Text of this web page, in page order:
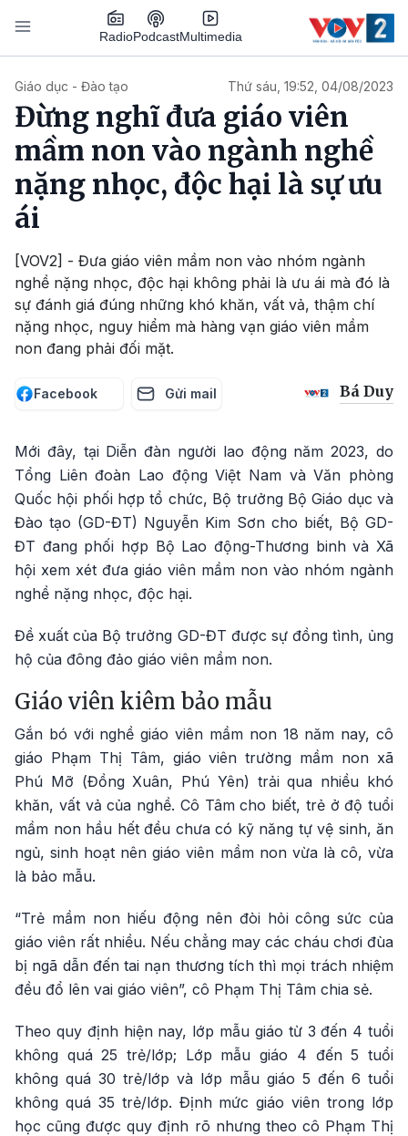
Nhảy đến nội dung
RadioPodcastMultimedia
Giáo dục - Đào tạo Thứ sáu, 19:52, 04/08/2023
Đừng nghĩ đưa giáo viên
mầm non vào ngành nghề
nặng nhọc, độc hại là sự ưu
ái
[VOV2] - Đưa giáo viên mầm non vào nhóm ngành
nghề nặng nhọc, độc hại không phải là ưu ái mà đó là
sự đánh giá đúng những khó khăn, vất vả, thậm chí
nặng nhọc, nguy hiểm mà hàng vạn giáo viên mầm
non đang phải đối mặt.
Facebook Gửi mail Bá Duy
Mới đây, tại Diễn đàn người lao động năm 2023, do
Tổng Liên đoàn Lao động Việt Nam và Văn phòng
Quốc hội phối hợp tổ chức, Bộ trưởng Bộ Giáo dục và
Đào tạo (GD-ĐT) Nguyễn Kim Sơn cho biết, Bộ GD-
ĐT đang phối hợp Bộ Lao động-Thương binh và Xã
hội xem xét đưa giáo viên mầm non vào nhóm ngành
nghề nặng nhọc, độc hại.
Đề xuất của Bộ trưởng GD-ĐT được sự đồng tình, ủng
hộ của đông đảo giáo viên mầm non.
Giáo viên kiêm bảo mẫu
Gắn bó với nghề giáo viên mầm non 18 năm nay, cô
giáo Phạm Thị Tâm, giáo viên trường mầm non xã
Phú Mỡ (Đồng Xuân, Phú Yên) trải qua nhiều khó
khăn, vất vả của nghề. Cô Tâm cho biết, trẻ ở độ tuổi
mầm non hầu hết đều chưa có kỹ năng tự vệ sinh, ăn
ngủ, sinh hoạt nên giáo viên mầm non vừa là cô, vừa
là bảo mẫu.
“Trẻ mầm non hiếu động nên đòi hỏi công sức của
giáo viên rất nhiều. Nếu chẳng may các cháu chơi đùa
bị ngã dẫn đến tai nạn thương tích thì mọi trách nhiệm
đều đổ lên vai giáo viên”, cô Phạm Thị Tâm chia sẻ.
Theo quy định hiện nay, lớp mẫu giáo từ 3 đến 4 tuổi
không quá 25 trẻ/lớp; Lớp mẫu giáo 4 đến 5 tuổi
không quá 30 trẻ/lớp và lớp mẫu giáo 5 đến 6 tuổi
không quá 35 trẻ/lớp. Định mức giáo viên trong lớp
học cũng được quy định rõ nhưng theo cô Phạm Thị